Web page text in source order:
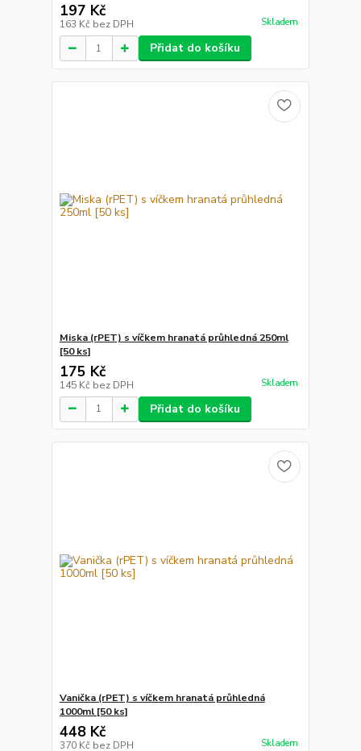
197 Kč
163 Kč bez DPH Skladem
Přidat do košíku
Miska (rPET) s víčkem hranatá průhledná 250ml
[50 ks]
175 Kč
145 Kč bez DPH Skladem
Přidat do košíku
Vanička (rPET) s víčkem hranatá průhledná
1000ml [50 ks]
448 Kč
370 Kč bez DPH Skladem